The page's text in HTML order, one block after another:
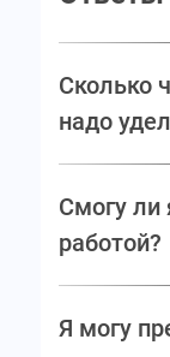
Сколько
надо
Смогу ли
работой?
Я могу